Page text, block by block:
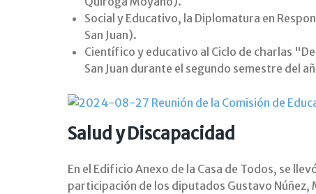
Social y Educativo, la Diplomatura en
San Juan).
Científico y educativo al Ciclo de charlas
San Juan durante el segundo semestre del
Salud y Discapacidad
En el Edificio Anexo de la Casa de Todos, se
participación de los diputados Gustavo Núñez,